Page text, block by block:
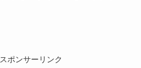
スポンサーリンク